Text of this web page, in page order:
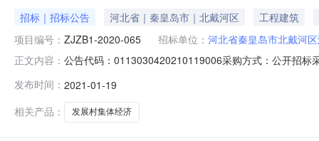
招标｜招标公告 河北省｜秦皇岛市｜北戴河区
工程建筑
项目编号： ZJZB1-2020-065 招标单位： 河北省秦皇岛市北戴河
正文内容： 公告代码：0113030420210119006采购方式：公开招标
滨镇河东寨村村民委员会秦皇岛市2020年农村综合改革
发布时间： 2021-01-19
相关产品：
发展村集体经济